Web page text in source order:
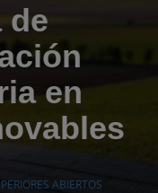
de
en
ABIERTOS